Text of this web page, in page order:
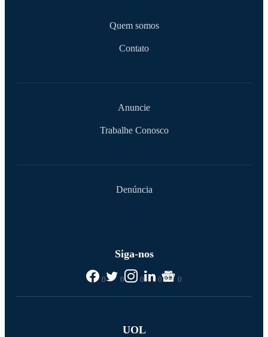
Quem somos
Contato
Anuncie
Trabalhe Conosco
Denúncia
Siga-nos
0 0 0 0 0
UOL